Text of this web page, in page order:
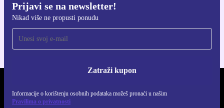
Prijavi se na newsletter!
Nikad više ne propusti ponudu
Zatraži kupon
Informacije o korištenju osobnih podataka možeš pronaći u našim
Pravilima o privatnosti
Preuzmi refurbed aplikaciju
Za iOS i Android